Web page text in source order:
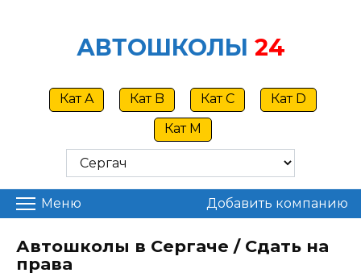
АВТОШКОЛЫ 24
Кат A Кат B Кат C
Кат D
Кат M
Меню Добавить компанию
Автошколы в Сергаче / Сдать на
права